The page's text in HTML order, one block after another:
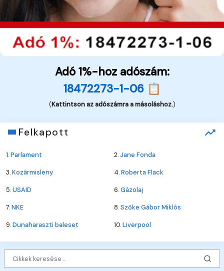
Adó 1%-hoz adószám:
18472273-1-06 📋
(Kattintson az adószámra a másoláshoz.)
Felkapott
1.Parlament 2.Jane Fonda
3.Kozármisleny 4.Roberta Flack
5.USAID 6.Gázolaj
7.NKE 8.Szőke Gábor Miklós
9.Dunaharaszti baleset 10.Liverpool